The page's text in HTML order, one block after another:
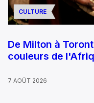
CULTURE
De Milton à
couleurs de
7 AOÛT 2026